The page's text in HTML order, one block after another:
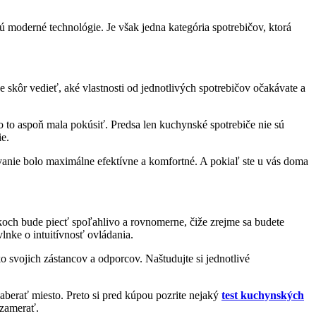
technológie. Je však jedna kategória spotrebičov, ktorá
skôr vedieť, aké vlastnosti od jednotlivých spotrebičov očakávate a
aspoň mala pokúsiť. Predsa len kuchynské spotrebiče nie sú
bolo maximálne efektívne a komfortné. A pokiaľ ste u vás doma
bude piecť spoľahlivo a rovnomerne, čiže zrejme sa budete
o intuitívnosť ovládania.
zástancov a odporcov. Naštudujte si jednotlivé
miesto. Preto si pred kúpou pozrite nejaký test kuchynských